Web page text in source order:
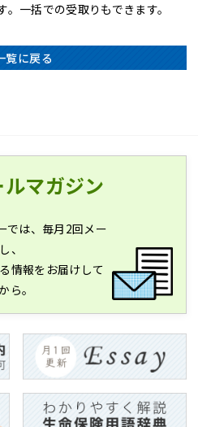
一括での受取りもできます。
覧に戻る
ルマガジン
では、毎月2回メー
、
情報をお届けして
ら。